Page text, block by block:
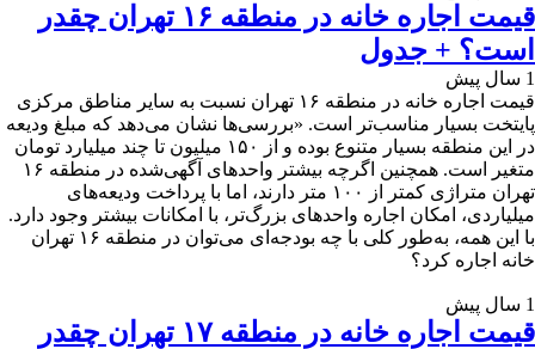
قیمت اجاره خانه در منطقه ۱۶ تهران چقدر
است؟ + جدول
1 سال پیش
قیمت اجاره خانه در منطقه ۱۶ تهران نسبت به سایر مناطق مرکزی
پایتخت بسیار مناسب‌تر است. «بررسی‌ها نشان می‌دهد که مبلغ ودیعه
در این منطقه بسیار متنوع بوده و از ۱۵۰ میلیون تا چند میلیارد تومان
متغیر است. همچنین اگرچه بیشتر واحدهای آگهی‌شده در منطقه ۱۶
تهران متراژی کمتر از ۱۰۰ متر دارند، اما با پرداخت ودیعه‌های
میلیاردی، امکان اجاره واحدهای بزرگ‌تر، با امکانات بیشتر وجود دارد.
با این همه، به‌طور کلی با چه بودجه‌ای می‌توان در منطقه ۱۶ تهران
خانه اجاره کرد؟
1 سال پیش
قیمت اجاره خانه در منطقه ۱۷ تهران چقدر